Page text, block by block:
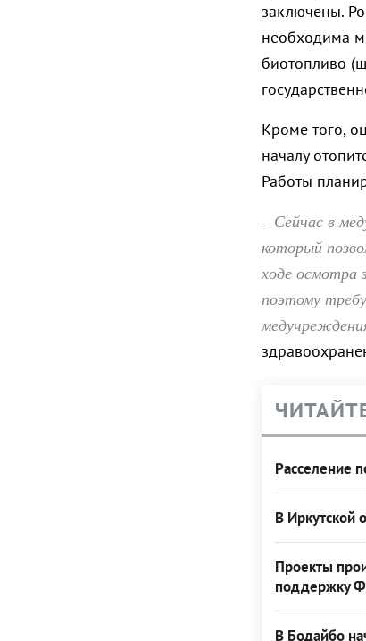
заключены.
необходима
биотопливо
Кроме того,
началу
Работы
– Сейчас в
который
ходе осмотра
поэтому
Расселение
В Иркутской
Проекты
поддержку
В Бодайбо